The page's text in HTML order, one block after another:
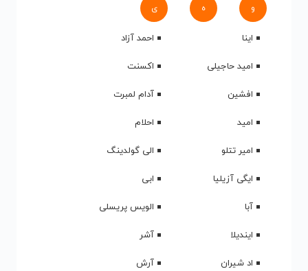
و ه ی
اینا
احمد آزاد
امید حاجیلی
اکسنت
افشین
آدام لمبرت
امید
احلام
امیر تتلو
الی گولدینگ
ایگی آزیلیا
ابی
آبا
الویس پریسلی
ایندیلا
آشر
اد شیران
آرش